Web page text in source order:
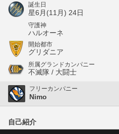
誕生日
星6月(11月) 24日
守護神
ハルオーネ
開始都市
グリダニア
所属グランドカンパニー
不滅隊 / 大闘士
フリーカンパニー
Nimo
自己紹介